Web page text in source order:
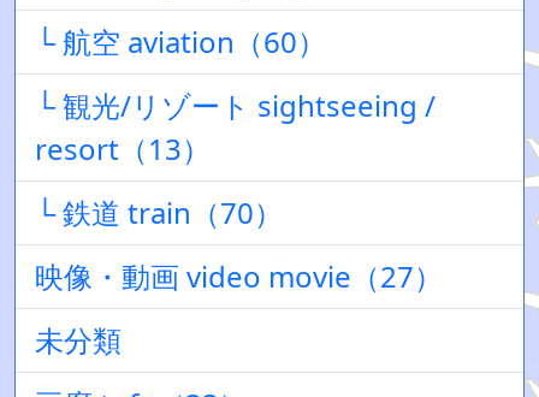
└ 航空 aviation（60）
└ 観光/リゾート sightseeing /
resort（13）
└ 鉄道 train（70）
映像・動画 video movie（27）
未分類